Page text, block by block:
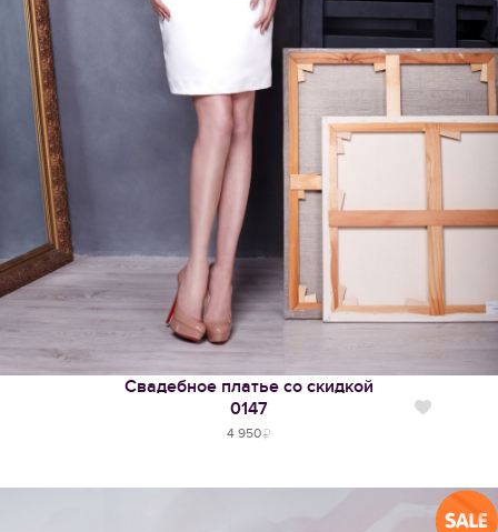
Свадебное платье со скидкой
0147
4 950